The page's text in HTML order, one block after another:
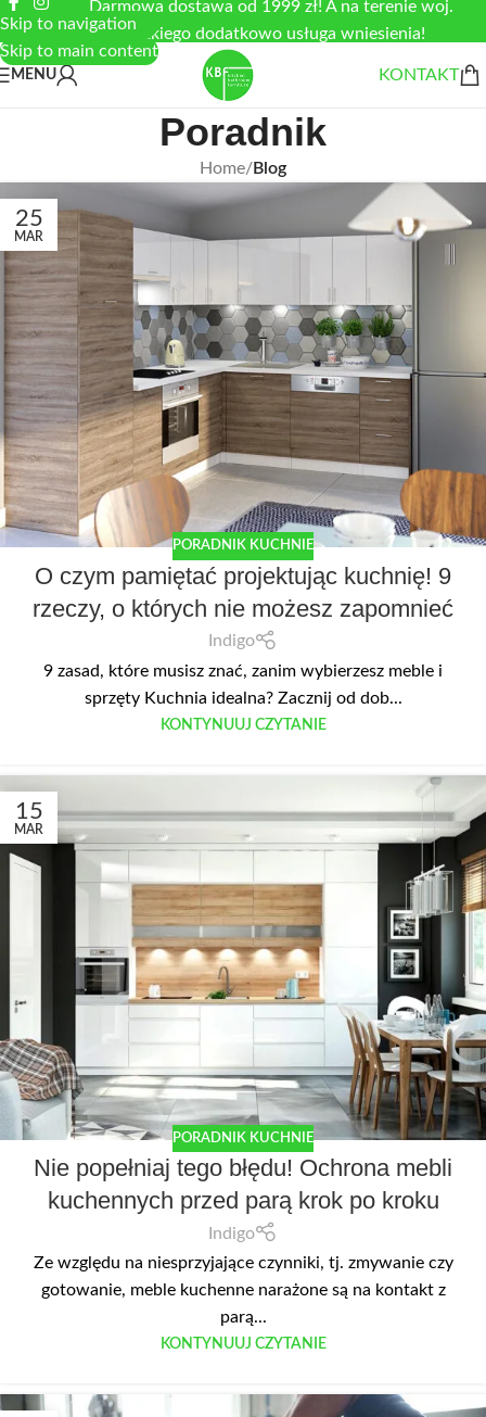
Skip to navigation
Skip to main content
Darmowa dostawa od 1999 zł! A na terenie woj.
łódzkiego dodatkowo usługa wniesienia!
MENU KONTAKT
Poradnik
Home/Blog
25
MAR
PORADNIK KUCHNIE
O czym pamiętać projektując kuchnię! 9
rzeczy, o których nie możesz zapomnieć
Indigo
9 zasad, które musisz znać, zanim wybierzesz meble i
sprzęty Kuchnia idealna? Zacznij od dob...
KONTYNUUJ CZYTANIE
15
MAR
PORADNIK KUCHNIE
Nie popełniaj tego błędu! Ochrona mebli
kuchennych przed parą krok po kroku
Indigo
Ze względu na niesprzyjające czynniki, tj. zmywanie czy
gotowanie, meble kuchenne narażone są na kontakt z
parą...
KONTYNUUJ CZYTANIE